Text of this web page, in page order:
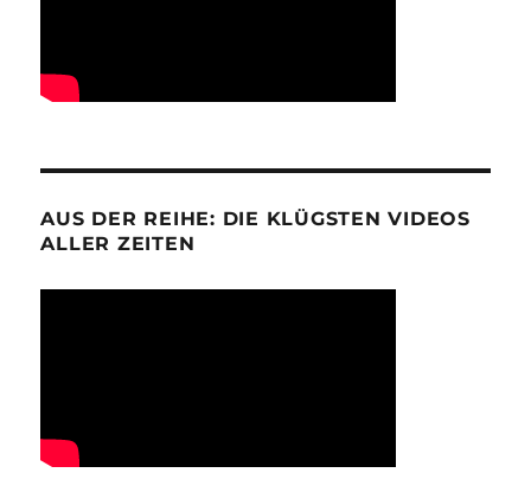
AUS DER REIHE: DIE KLÜGSTEN VIDEOS
ALLER ZEITEN